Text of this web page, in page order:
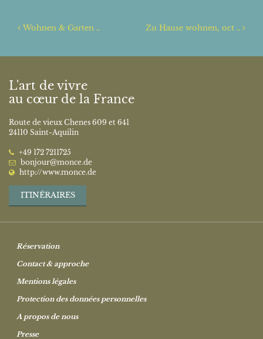
Navigation
Wohnen & Garten .. Zu Hause wohnen, oct ..
L'art de vivre
au cœur de la France
Route de vieux Chenes 609 et 641
24110 Saint-Aquilin
‭+49 172 7211725‬
bonjour@monce.de
http://www.monce.de
ITINÉRAIRES
Réservation
Contact & approche
Mentions légales
Protection des données personnelles
A propos de nous
Presse